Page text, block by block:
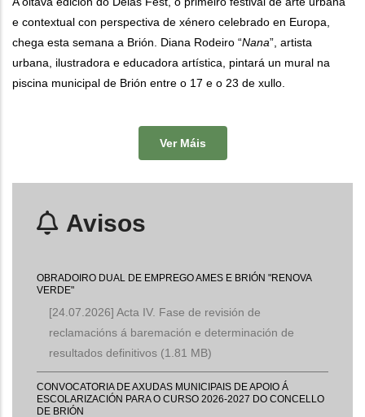
e contextual con perspectiva de xénero celebrado en Europa,
chega esta semana a Brión. Diana Rodeiro “Nana”, artista
urbana, ilustradora e educadora artística, pintará un mural na
piscina municipal de Brión entre o 17 e o 23 de xullo.
Ver Máis
Avisos
OBRADOIRO DUAL DE EMPREGO AMES E BRIÓN "RENOVA
VERDE"
[24.07.2026] Acta IV. Fase de revisión de
reclamacións á baremación e determinación de
resultados definitivos (1.81 MB)
CONVOCATORIA DE AXUDAS MUNICIPAIS DE APOIO Á
ESCOLARIZACIÓN PARA O CURSO 2026-2027 DO CONCELLO
DE BRIÓN